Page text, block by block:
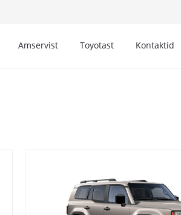
Amservist Toyotast Kontaktid